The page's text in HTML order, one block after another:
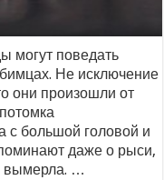
могут поведать
Не исключение
они произошли от
с большой головой и
даже о рыси,
вымерла. …